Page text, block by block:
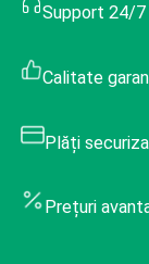
Support 24/7
Calitate
Plăți
Prețuri